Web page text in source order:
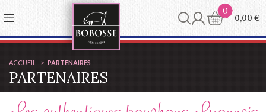
0
0,00 €
ACCUEIL PARTENAIRES
PARTENAIRES
Panneau de gestion des cookies